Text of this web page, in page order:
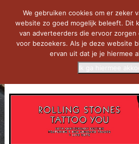
We gebruiken cookies om er zeker
website zo goed mogelijk beleeft. Dit
van adverteerders die ervoor
voor bezoekers. Als je deze website
ervan uit dat je je hiermee
Ik ga hiermee